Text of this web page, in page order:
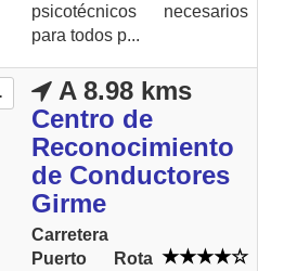
psicotécnicos necesarios
para todos p...
A 8.98 kms
Centro de
Reconocimiento
de Conductores
Girme
Carretera
Puerto Rota